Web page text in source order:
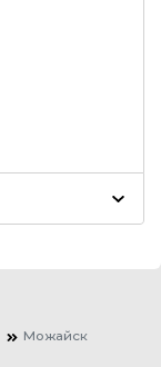
Можайск